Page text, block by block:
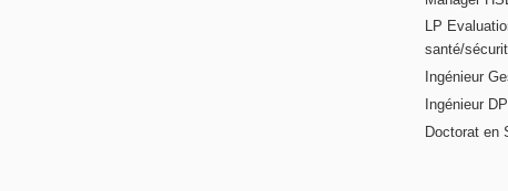
LP
santé/
Ingénieur
Ingénieur
Doctorat en